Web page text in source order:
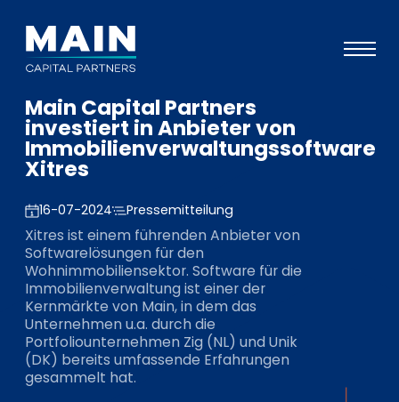
Portfolio
Ansatz
Veranstaltungen
Investoren
ESG
Über uns
Team
Main Capital Partners
investiert in Anbieter von
Immobilienverwaltungssoftware
Xitres
16-07-2024 Pressemitteilung
Xitres ist einem führenden Anbieter von
Softwarelösungen für den
Wohnimmobiliensektor. Software für die
Immobilienverwaltung ist einer der
Kernmärkte von Main, in dem das
Unternehmen u.a. durch die
Portfoliounternehmen Zig (NL) und Unik
(DK) bereits umfassende Erfahrungen
gesammelt hat.